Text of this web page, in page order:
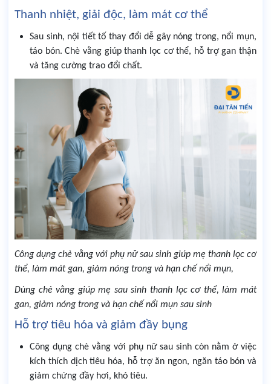
Thanh nhiệt, giải độc, làm mát cơ thể
Sau sinh, nội tiết tố thay đổi dễ gây nóng trong, nổi mụn,
táo bón. Chè vằng giúp thanh lọc cơ thể, hỗ trợ gan thận
và tăng cường trao đổi chất.
Công dụng chè vằng với phụ nữ sau sinh giúp mẹ thanh lọc cơ
thể, làm mát gan, giảm nóng trong và hạn chế nổi mụn,
Dùng chè vằng giúp mẹ sau sinh thanh lọc cơ thể, làm mát
gan, giảm nóng trong và hạn chế nổi mụn sau sinh
Hỗ trợ tiêu hóa và giảm đầy bụng
Công dụng chè vằng với phụ nữ sau sinh còn nằm ở việc
kích thích dịch tiêu hóa, hỗ trợ ăn ngon, ngăn táo bón và
giảm chứng đầy hơi, khó tiêu.